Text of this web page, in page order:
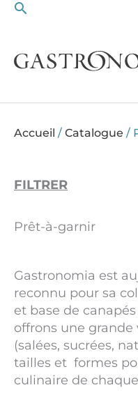
AllerRechercher
Accueil / Catalogue /
FILTRER
Prêt-à-garnir
Gastronomia est
reconnu pour sa
et base de
offrons une grande
(salées, sucrées,
tailles et formes
culinaire de